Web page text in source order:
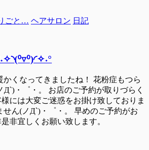
ごと… ヘアサロン 日記
かくなってきましたね！ 花粉症もつら
Д`)・゜・。 お店のご予約が取りづらく
には大変ご迷惑をお掛け致しておりま
せん(ノД`)・゜・。 早めのご予約がお
非是非宜しくお願い致します。